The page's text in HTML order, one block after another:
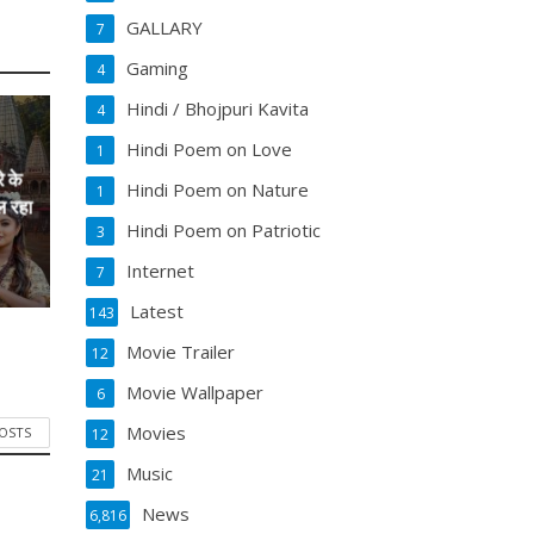
के
रहा
GALLARY
7
Gaming
4
Hindi / Bhojpuri Kavita
4
Hindi Poem on Love
1
Hindi Poem on Nature
1
Hindi Poem on Patriotic
3
Internet
7
Latest
143
Movie Trailer
12
Movie Wallpaper
6
Movies
12
Music
21
News
6,816